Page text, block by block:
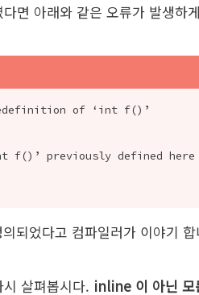
면 아래와 같은 오류가 발생하
of ‘int f()’
f()’ previously defined here
되었다고 컴파일러가 이야기
살펴봅시다. inline 이 아닌 모